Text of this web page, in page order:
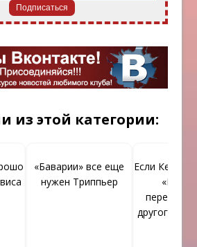
из этой категории:
«Баварии» все еще
нужен Триппьер
Если Кейн
другого